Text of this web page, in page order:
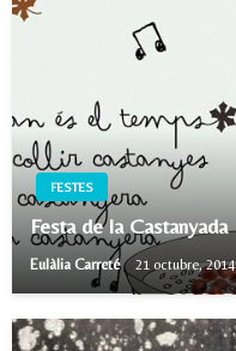
FESTES
Festa de la Castanyada
Eulàlia Carreté 21 octubre, 2014